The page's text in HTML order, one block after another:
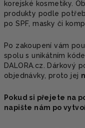
korejské kosmetiky.
produkty podle
po SPF, masky či
Po zakoupení vám
spolu s unikátním
DALORA.cz. Dárkový
objednávky, proto jej
Pokud si přejete na
napište nám po
R
A